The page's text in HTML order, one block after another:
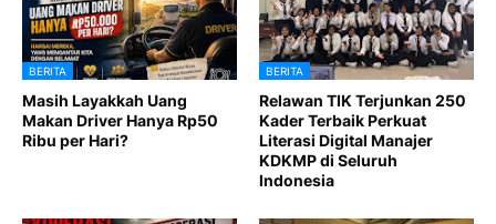
BERITA
Masih Layakkah Uang
Makan Driver Hanya Rp50
Ribu per Hari?
BERITA
Relawan TIK Terjunkan 250
Kader Terbaik Perkuat
Literasi Digital Manajer
KDKMP di Seluruh
Indonesia